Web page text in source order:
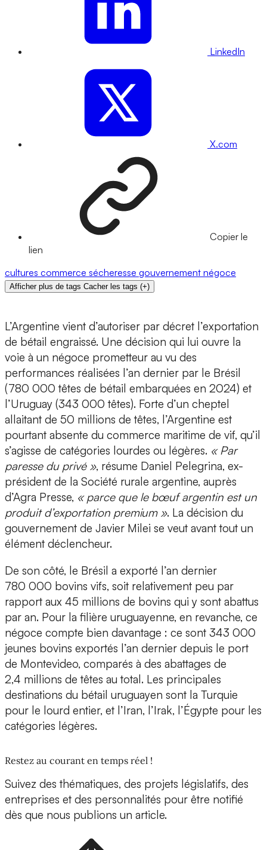
LinkedIn
X.com
Copier le
lien
cultures commerce sécheresse gouvernement négoce
Afficher plus de tags Cacher les tags (+)
L’Argentine vient d’autoriser par décret l’exportation
de bétail engraissé. Une décision qui lui ouvre la
voie à un négoce prometteur au vu des
performances réalisées l’an dernier par le Brésil
(780 000 têtes de bétail embarquées en 2024) et
l’Uruguay (343 000 têtes). Forte d’un cheptel
allaitant de 50 millions de têtes, l’Argentine est
pourtant absente du commerce maritime de vif, qu’il
s’agisse de catégories lourdes ou légères. « Par
paresse du privé », résume Daniel Pelegrina, ex-
président de la Société rurale argentine, auprès
d’Agra Presse, « parce que le bœuf argentin est un
produit d’exportation premium ». La décision du
gouvernement de Javier Milei se veut avant tout un
élément déclencheur.
De son côté, le Brésil a exporté l’an dernier
780 000 bovins vifs, soit relativement peu par
rapport aux 45 millions de bovins qui y sont abattus
par an. Pour la filière uruguayenne, en revanche, ce
négoce compte bien davantage : ce sont 343 000
jeunes bovins exportés l’an dernier depuis le port
de Montevideo, comparés à des abattages de
2,4 millions de têtes au total. Les principales
destinations du bétail uruguayen sont la Turquie
pour le lourd entier, et l’Iran, l’Irak, l’Égypte pour les
catégories légères.
Restez au courant en temps réel !
Suivez des thématiques, des projets législatifs, des
entreprises et des personnalités pour être notifié
dès que nous publions un article.